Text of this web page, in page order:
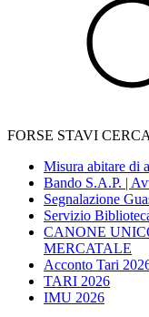
FORSE STAVI
Misura abitare di
Bando S.A.P. |
Segnalazione
Servizio
CANONE
MERCATALE
Acconto Tari
TARI 2026
IMU 2026